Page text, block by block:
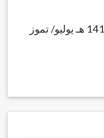
المجلد 7، العدد 3، محرم 1415 هـ يوليو/ تموز